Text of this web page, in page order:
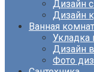
Дизайн
Дизайн
Ванная
Укладка
Дизайн
Фото